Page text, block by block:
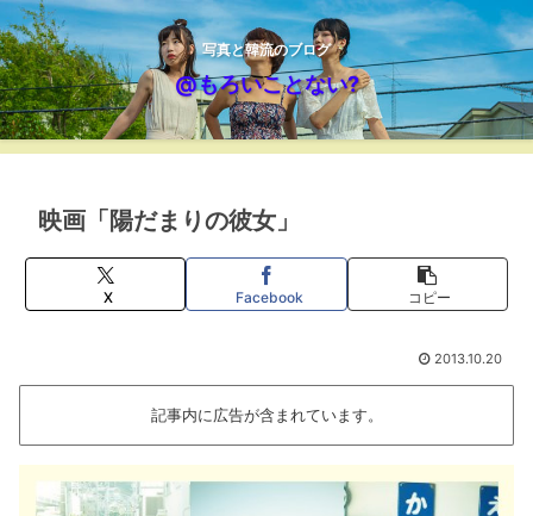
写真と韓流のブログ
@もろいことない?
映画「陽だまりの彼女」
X Facebook コピー
2013.10.20
記事内に広告が含まれています。